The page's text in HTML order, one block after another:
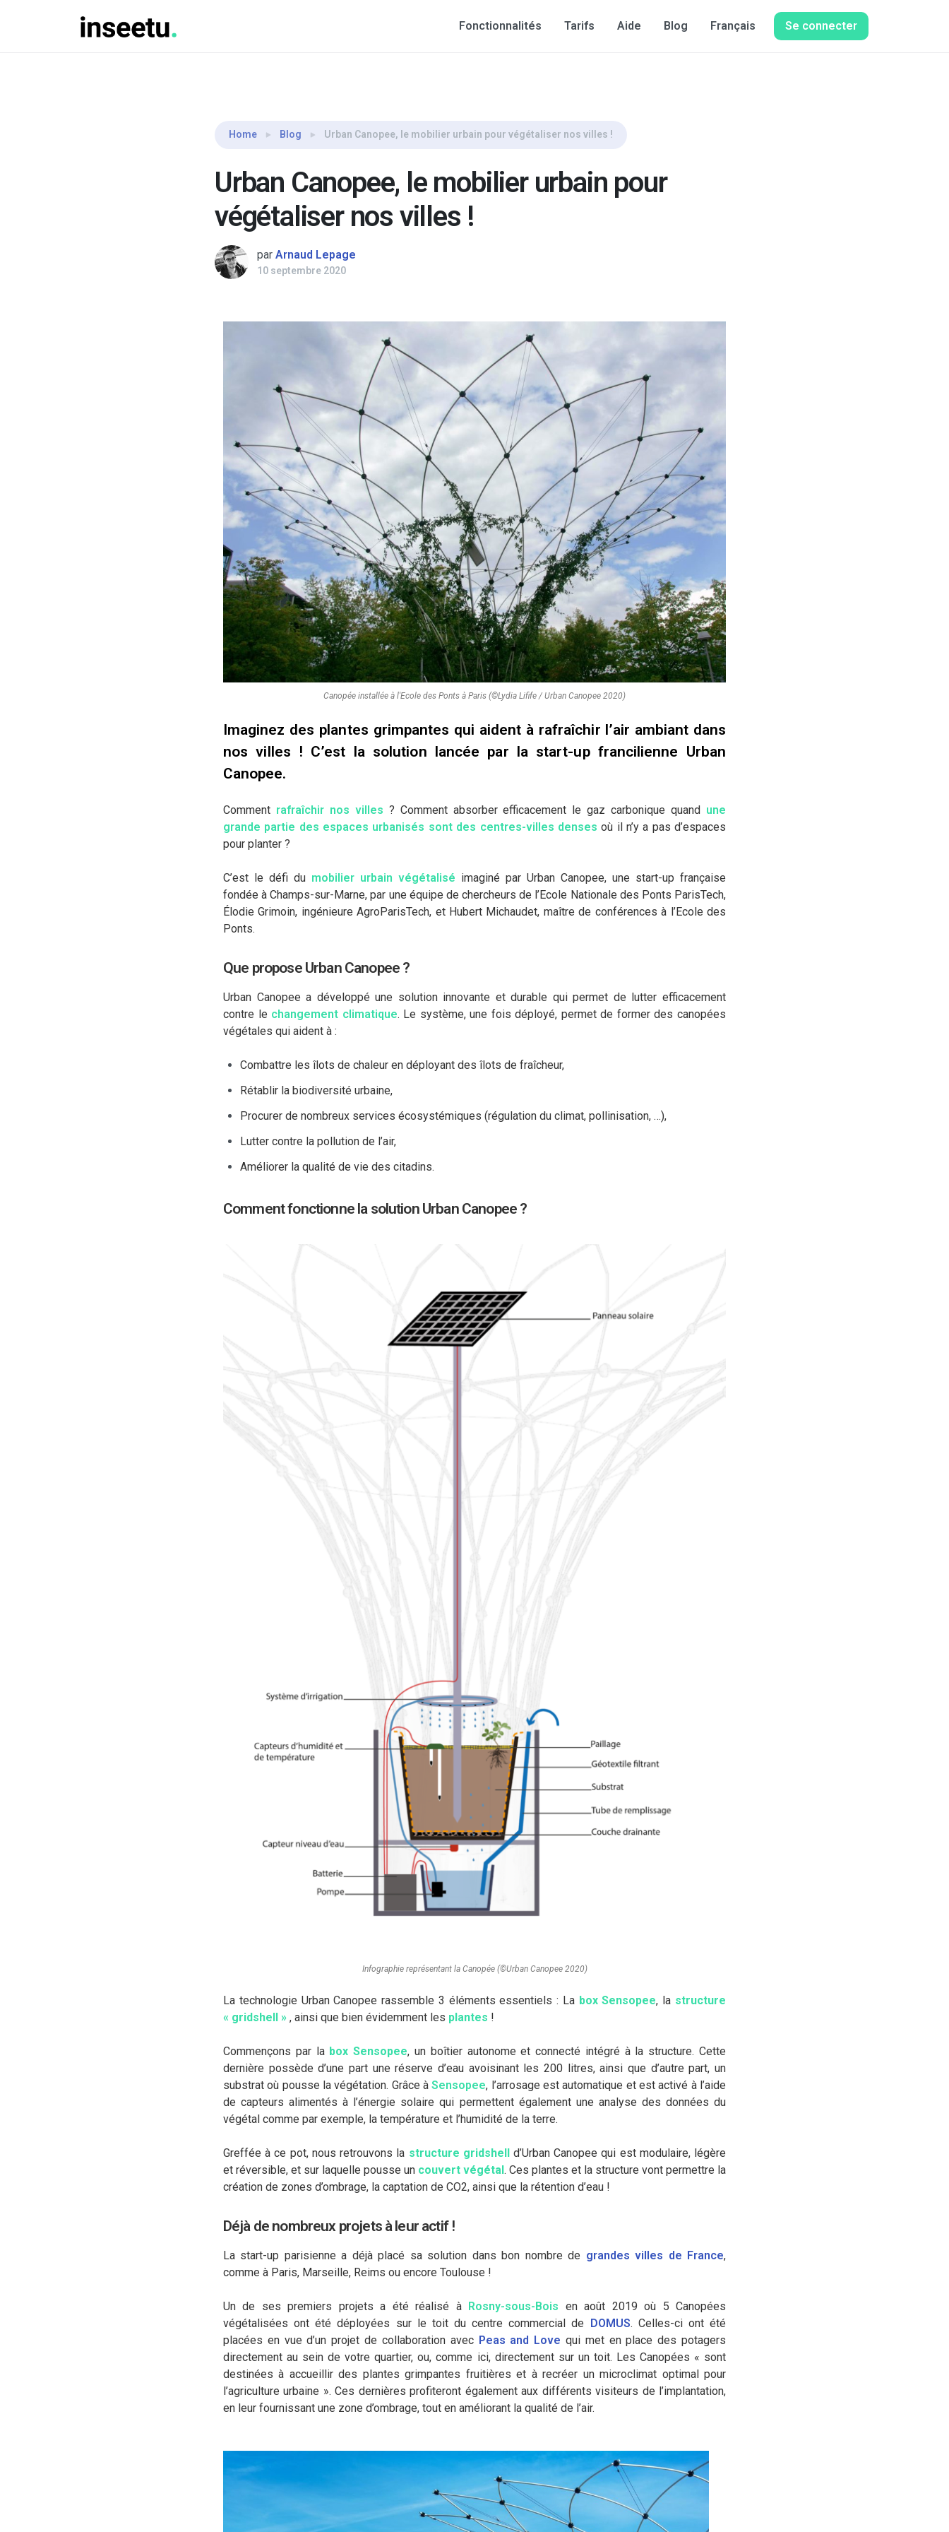
Fonctionnalités Tarifs Aide Blog Français Se connecter
Home Blog Urban Canopee, le mobilier urbain pour végétaliser nos villes !
Urban Canopee, le mobilier urbain pour
végétaliser nos villes !
par Arnaud Lepage
10 septembre 2020
Canopée installée à l'Ecole des Ponts à Paris (©Lydia Lifife / Urban Canopee 2020)
Imaginez des plantes grimpantes qui aident à rafraîchir l’air ambiant dans
nos villes ! C’est la solution lancée par la start-up francilienne Urban
Canopee.
Comment rafraîchir nos villes ? Comment absorber efficacement le gaz carbonique quand une
grande partie des espaces urbanisés sont des centres-villes denses où il n’y a pas d’espaces
pour planter ?
C’est le défi du mobilier urbain végétalisé imaginé par Urban Canopee, une start-up française
fondée à Champs-sur-Marne, par une équipe de chercheurs de l’Ecole Nationale des Ponts ParisTech,
Élodie Grimoin, ingénieure AgroParisTech, et Hubert Michaudet, maître de conférences à l’Ecole des
Ponts.
Que propose Urban Canopee ?
Urban Canopee a développé une solution innovante et durable qui permet de lutter efficacement
contre le changement climatique. Le système, une fois déployé, permet de former des canopées
végétales qui aident à :
Combattre les îlots de chaleur en déployant des îlots de fraîcheur,
Rétablir la biodiversité urbaine,
Procurer de nombreux services écosystémiques (régulation du climat, pollinisation, …),
Lutter contre la pollution de l’air,
Améliorer la qualité de vie des citadins.
Comment fonctionne la solution Urban Canopee ?
Infographie représentant la Canopée (©Urban Canopee 2020)
La technologie Urban Canopee rassemble 3 éléments essentiels : La box Sensopee, la structure
« gridshell » , ainsi que bien évidemment les plantes !
Commençons par la box Sensopee, un boîtier autonome et connecté intégré à la structure. Cette
dernière possède d’une part une réserve d’eau avoisinant les 200 litres, ainsi que d’autre part, un
substrat où pousse la végétation. Grâce àSensopee, l’arrosage est automatique et est activé à l’aide
de capteurs alimentés à l’énergie solaire qui permettent également une analyse des données du
végétal comme par exemple, la température et l’humidité de la terre.
Greffée à ce pot, nous retrouvons la structure gridshell
d’Urban Canopee qui est modulaire, légère
et réversible, et sur laquelle pousse un couvert végétal . Ces plantes et la structure vont permettre la
création de zones d’ombrage, la captation de CO2, ainsi que la rétention d’eau !
Déjà de nombreux projets à leur actif !
La start-up parisienne a déjà placé sa solution dans bon nombre de grandes villes de France,
comme à Paris, Marseille, Reims ou encore Toulouse !
Un de ses premiers projets a été réalisé à Rosny-sous-Bois en août 2019 où 5 Canopées
végétalisées ont été déployées sur le toit du centre commercial de
DOMUS. Celles-ci ont été
placées en vue d’un projet de collaboration avec Peas and Love qui met en place des potagers
directement au sein de votre quartier, ou, comme ici, directement sur un toit. Les Canopées « sont
destinées à accueillir des plantes grimpantes fruitières et à recréer un microclimat optimal pour
l’agriculture urbaine ». Ces dernières profiteront également aux différents visiteurs de l’implantation,
en leur fournissant une zone d’ombrage, tout en améliorant la qualité de l’air.